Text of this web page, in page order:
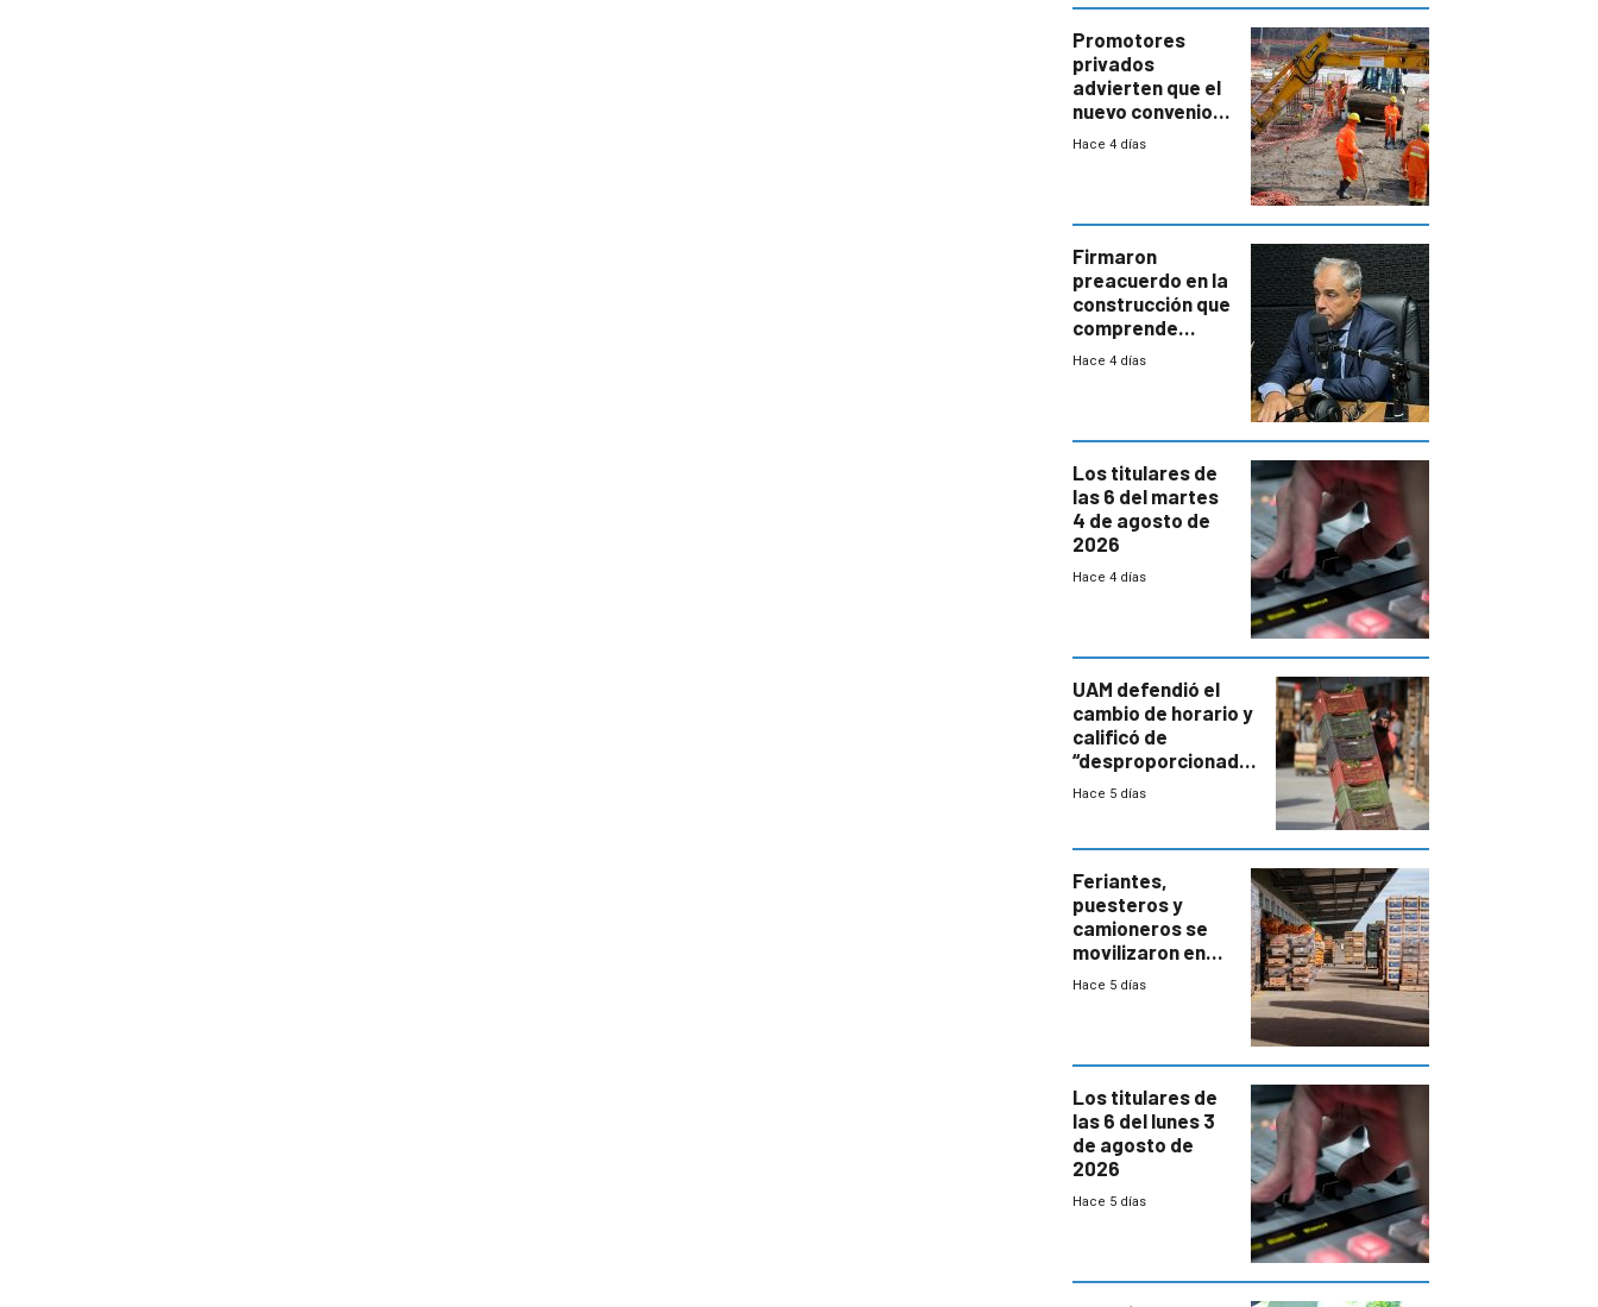
enorme
potencial
Promotores
privados
advierten que el
nuevo convenio
de la
a revisar
proyectos
Hace 4 días
Firmaron
preacuerdo en la
construcción que
comprende
reducción
Hace 4 días
Los titulares de
las 6 del martes
4 de agosto de
2026
Hace 4 días
UAM defendió el
cambio de horario y
calificó de
“desproporcionado”
el bloqueo de
Hace 5 días
Feriantes,
puesteros y
camioneros se
movilizaron en
rechazo a
Hace 5 días
Los titulares de
las 6 del lunes 3
de agosto de
2026
Hace 5 días